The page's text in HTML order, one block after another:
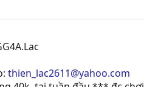
thien_lac2611@yahoo.com